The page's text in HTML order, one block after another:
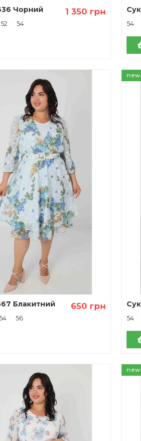
1 350 грн
Чорний
52 54 54
650 грн
Блакитний
56
new
54
new